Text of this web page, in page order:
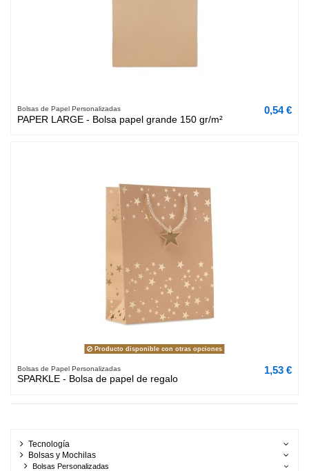
Bolsas de Papel Personalizadas
PAPER LARGE - Bolsa papel grande 150 gr/m²
0,54 €
Producto disponible con otras opciones
Bolsas de Papel Personalizadas
SPARKLE - Bolsa de papel de regalo
1,53 €
Tecnología
Bolsas y Mochilas
Bolsas Personalizadas